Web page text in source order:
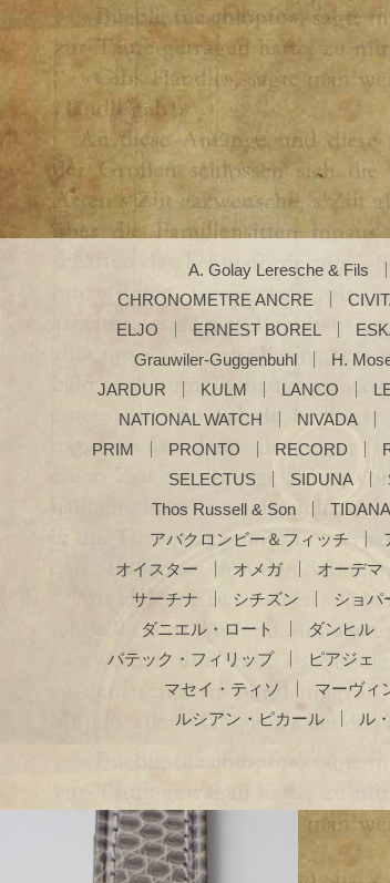
A. Golay Leresche & Fils
CHRONOMETRE ANCRE
ELJO
ERNEST BOREL
Grauwiler-Guggenbuhl
H.
JARDUR
KULM LANCO
NATIONAL WATCH
NIVADA
PRIM
PRONTO RECORD
SELECTUS
SIDUNA
Thos Russell & Son
TIDANA
アバクロンビー＆フィッチ
オイスター
オメガ オーデマ
サーチナ
シチズン ショパ
ダニエル・ロート
ダンヒル
パテック・フィリップ
ピアジェ
マセイ・ティソ
マーヴィ
ルシアン・ピカール
ル